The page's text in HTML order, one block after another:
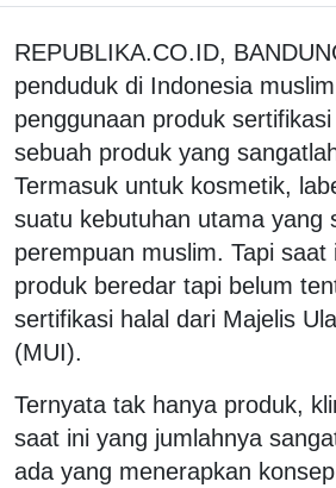
REPUBLIKA.CO.ID,
penduduk di Indonesia
penggunaan produk
sebuah produk yang
Termasuk untuk kosmetik,
suatu kebutuhan utama yang
perempuan muslim. Tapi saat
produk beredar tapi belum
sertifikasi halal dari Majelis
(MUI).
Ternyata tak hanya produk,
saat ini yang jumlahnya
ada yang menerapkan